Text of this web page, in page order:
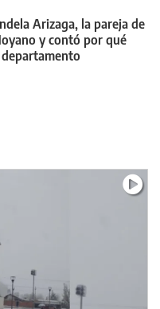
Arizaga, la pareja de
y contó por qué